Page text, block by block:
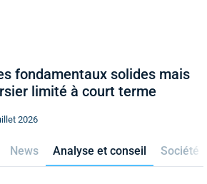
fondamentaux solides mais
limité à court terme
2026
News Analyse et conseil Société